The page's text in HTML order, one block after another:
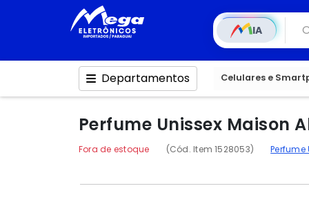
IA
Departamentos Celulares e
Perfume Unissex Maison
Fora de estoque (Cód. Item 1528053) Perfume